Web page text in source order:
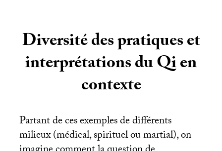
Diversité des pratiques et
interprétations du Qi en
contexte
Partant de ces exemples de différents
milieux (médical, spirituel ou martial), on